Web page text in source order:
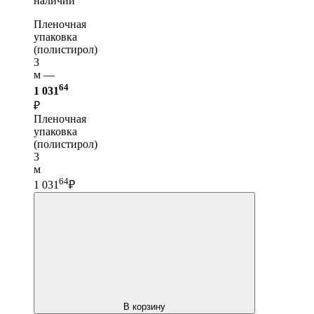
Пленочная
упаковка
(полистирол)
3
м —
1 03164
₽
Пленочная
упаковка
(полистирол)
3
м
1 031 64₽
В корзину